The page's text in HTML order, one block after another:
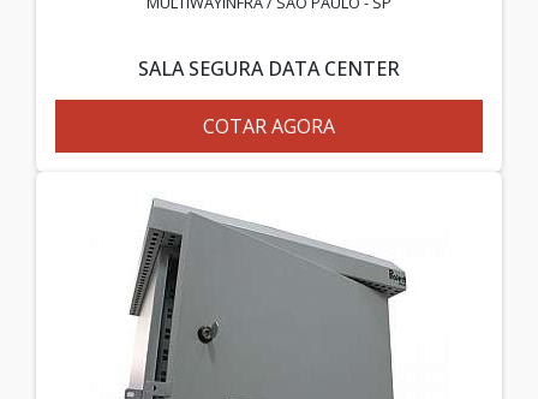
SALA SEGURA DATA CENTER
COTAR AGORA